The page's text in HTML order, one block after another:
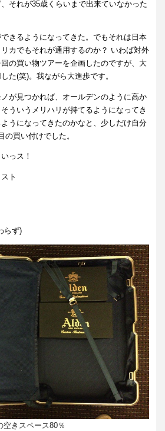
それが35歳くらいまで出来ていなかった
きるようになってきた。でもそれは日本
カでもそれが通用するのか？ いわば対外
の買い物ツアーを企画したのですが、大
た(笑)。我ながら大進歩です。
が見つかれば、オールデンのように高か
ういうメリハリが持てるようになってき
うになってきたのかなと、少しだけ自分
の買い付けでした。
っス！
ト
らず)
空きスペース80％